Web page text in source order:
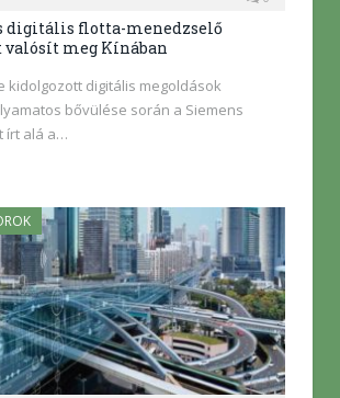
digitális flotta-menedzselő
valósít meg Kínában
kidolgozott digitális megoldások
bővülése során a Siemens
írt alá a…